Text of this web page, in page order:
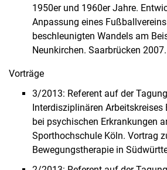
1950er und 1960er Jahre.
Anpassung eines
beschleunigten Wandels am
Neunkirchen. Saarbrücken 2007.
Vorträge
3/2013: Referent auf der
Interdisziplinären Arbeitskreises
bei psychischen Erkrankungen
Sporthochschule Köln. Vortrag
Bewegungstherapie in